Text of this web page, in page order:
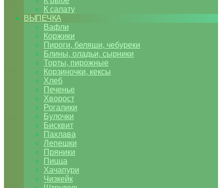
К салату
ВЫПЕЧКА
Вафли
Коржики
Пироги, беляши, чебуреки
Блины, оладьи, сырники
Торты, пирожные
Корзиночки, кексы
Хлеб
Печенье
Хворост
Рогалики
Булочки
Бисквит
Пахлава
Лепешки
Пряники
Пицца
Хачапури
Чизкейк